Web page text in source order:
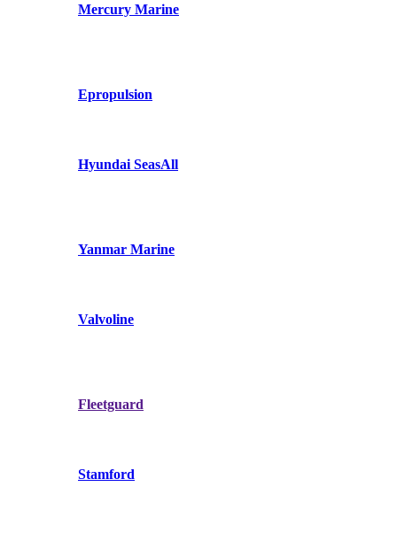
Mercury Marine
Epropulsion
Hyundai SeasAll
Yanmar Marine
Valvoline
Fleetguard
Stamford